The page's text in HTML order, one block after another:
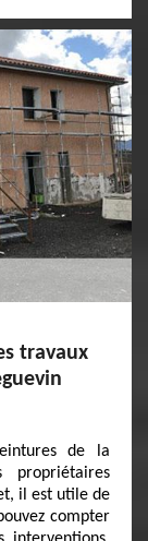
travaux
de la
il est utile de
compter